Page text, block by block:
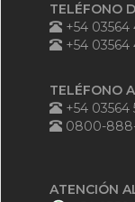
TELÉFONO
+54 03564
+54 03564
TELÉFONO
+54 03564
0800-
ATENCIÓN